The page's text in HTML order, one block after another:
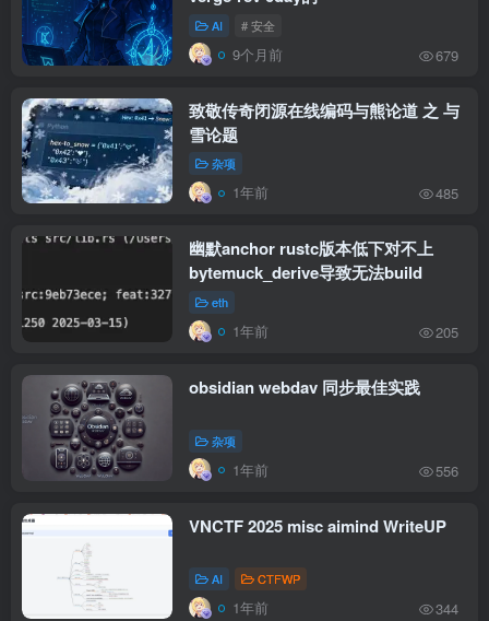
AI # 安全
9个月前 679
致敬传奇闭源在线编码与熊论道 之 与
雪论题
杂项
1年前 485
幽默anchor rustc版本低下对不上
bytemuck_derive导致无法build
eth
1年前 205
obsidian webdav 同步最佳实践
杂项
1年前 556
VNCTF 2025 misc aimind WriteUP
AI CTFWP
1年前 344